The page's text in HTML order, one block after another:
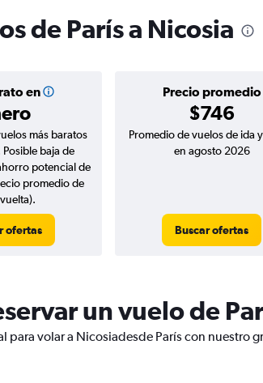
de París a Nicosia
en Precio promedio
$746
más baratos
baja de
potencial de
promedio de
ofertas
Promedio de vuelos de ida
en agosto 2026
Buscar ofertas
un vuelo de
para volar a Nicosiadesde París con nuestro